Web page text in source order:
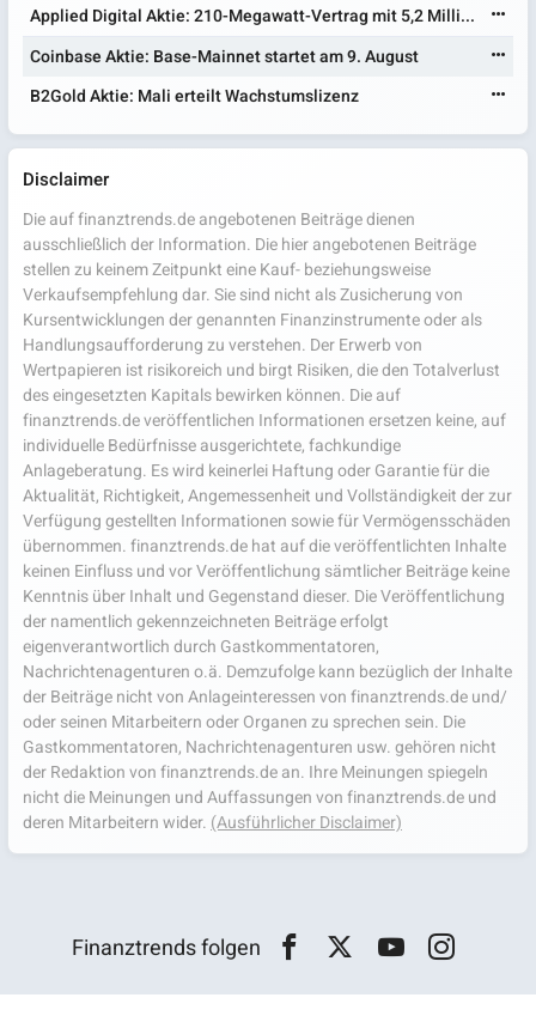
Applied Digital Aktie: 210-Megawatt-Vertrag mit 5,2 Milli...
Coinbase Aktie: Base-Mainnet startet am 9. August
B2Gold Aktie: Mali erteilt Wachstumslizenz
Disclaimer
Die auf finanztrends.de angebotenen Beiträge dienen
ausschließlich der Information. Die hier angebotenen Beiträge
stellen zu keinem Zeitpunkt eine Kauf- beziehungsweise
Verkaufsempfehlung dar. Sie sind nicht als Zusicherung von
Kursentwicklungen der genannten Finanzinstrumente oder als
Handlungsaufforderung zu verstehen. Der Erwerb von
Wertpapieren ist risikoreich und birgt Risiken, die den Totalverlust
des eingesetzten Kapitals bewirken können. Die auf
finanztrends.de veröffentlichen Informationen ersetzen keine, auf
individuelle Bedürfnisse ausgerichtete, fachkundige
Anlageberatung. Es wird keinerlei Haftung oder Garantie für die
Aktualität, Richtigkeit, Angemessenheit und Vollständigkeit der zur
Verfügung gestellten Informationen sowie für Vermögensschäden
übernommen. finanztrends.de hat auf die veröffentlichten Inhalte
keinen Einfluss und vor Veröffentlichung sämtlicher Beiträge keine
Kenntnis über Inhalt und Gegenstand dieser. Die Veröffentlichung
der namentlich gekennzeichneten Beiträge erfolgt
eigenverantwortlich durch Gastkommentatoren,
Nachrichtenagenturen o.ä. Demzufolge kann bezüglich der Inhalte
der Beiträge nicht von Anlageinteressen von finanztrends.de und/
oder seinen Mitarbeitern oder Organen zu sprechen sein. Die
Gastkommentatoren, Nachrichtenagenturen usw. gehören nicht
der Redaktion von finanztrends.de an. Ihre Meinungen spiegeln
nicht die Meinungen und Auffassungen von finanztrends.de und
deren Mitarbeitern wider. (Ausführlicher Disclaimer)
Finanztrends folgen